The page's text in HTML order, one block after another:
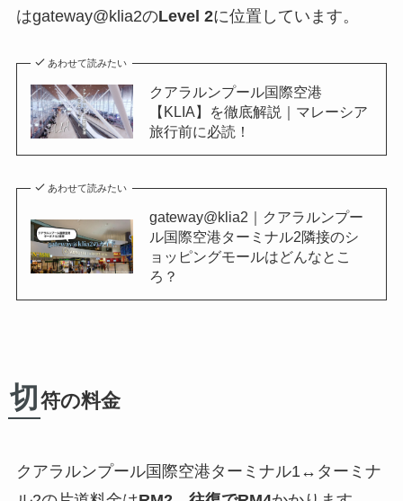
はgateway@klia2のLevel 2に位置しています。
あわせて読みたい
クアラルンプール国際空港
【KLIA】を徹底解説｜マレーシア
旅行前に必読！
あわせて読みたい
gateway@klia2｜クアラルンプー
ル国際空港ターミナル2隣接のシ
ョッピングモールはどんなとこ
ろ？
切 符の料金
クアラルンプール国際空港ターミナル1↔︎ターミナ